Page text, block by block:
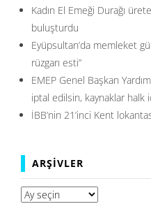
Kadın El Emeği Durağı
buluşturdu
Eyüpsultan’da memleket
rüzgarı esti”
EMEP Genel Başkan
iptal edilsin, kaynaklar halk
İBB’nin 21’inci Kent
ARŞIVLER
Arşivler